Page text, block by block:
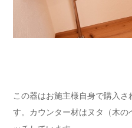
この器はお施主様自身で購入
す。カウンター材はヌタ（木